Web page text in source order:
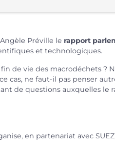
Préville le rapport
et technologiques.
de vie des macrodéchets ?
cas, ne faut-il pas penser
de questions auxquelles le
en partenariat avec SUEZ,